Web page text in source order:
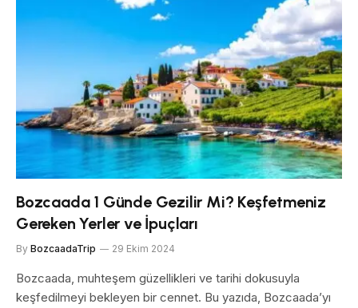
Bozcaada 1 Günde Gezilir Mi? Keşfetmeniz
Gereken Yerler ve İpuçları
By BozcaadaTrip 29 Ekim 2024
Bozcaada, muhteşem güzellikleri ve tarihi dokusuyla
keşfedilmeyi bekleyen bir cennet. Bu yazıda, Bozcaada’yı